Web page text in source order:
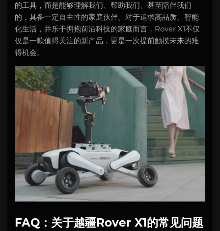
的工具，而是能够理解我们、帮助我们、甚至陪伴我们
的，具备一定自主性的家庭伙伴。对于追求高品质、智能
化生活，并乐于拥抱前沿科技的家庭而言，Rover X1不仅
仅是一款值得关注的新产品，更是一次提前触摸未来的难
得机会。
FAQ：关于越疆Rover X1的常见问题